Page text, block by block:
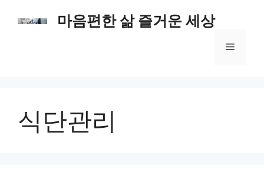
마음편한 삶 즐거운 세상
메
식단관리